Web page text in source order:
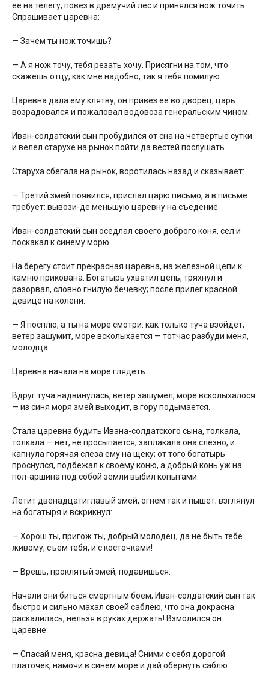
ее на телегу, повез в дремучий лес и принялся нож точить.
Спрашивает царевна:
— Зачем ты нож точишь?
— А я нож точу, тебя резать хочу. Присягни на том, что
скажешь отцу, как мне надобно, так я тебя помилую.
Царевна дала ему клятву, он привез ее во дворец; царь
возрадовался и пожаловал водовоза генеральским чином.
Иван-солдатский сын пробудился от сна на четвертые сутки
и велел старухе на рынок пойти да вестей послушать.
Старуха сбегала на рынок, воротилась назад и сказывает:
— Третий змей появился, прислал царю письмо, а в письме
требует: вывози-де меньшую царевну на съедение.
Иван-солдатский сын оседлал своего доброго коня, сел и
поскакал к синему морю.
На берегу стоит прекрасная царевна, на железной цепи к
камню прикована. Богатырь ухватил цепь, тряхнул и
разорвал, словно гнилую бечевку; после прилег красной
девице на колени:
— Я посплю, а ты на море смотри: как только туча взойдет,
ветер зашумит, море всколыхается — тотчас разбуди меня,
молодца.
Царевна начала на море глядеть…
Вдруг туча надвинулась, ветер зашумел, море всколыхалося
— из синя моря змей выходит, в гору подымается.
Стала царевна будить Ивана-солдатского сына, толкала,
толкала — нет, не просыпается; заплакала она слезно, и
капнула горячая слеза ему на щеку; от того богатырь
проснулся, подбежал к своему коню, а добрый конь уж на
пол-аршина под собой земли выбил копытами.
Летит двенадцатиглавый змей, огнем так и пышет; взглянул
на богатыря и вскрикнул:
— Хорош ты, пригож ты, добрый молодец, да не быть тебе
живому, съем тебя, и с косточками!
— Врешь, проклятый змей, подавишься.
Начали они биться смертным боем; Иван-солдатский сын так
быстро и сильно махал своей саблею, что она докрасна
раскалилась, нельзя в руках держать! Взмолился он
царевне:
— Спасай меня, красна девица! Сними с себя дорогой
платочек, намочи в синем море и дай обернуть саблю.